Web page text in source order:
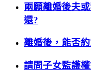
兩願離婚後夫
還?
離婚後，能否
請問子女監護